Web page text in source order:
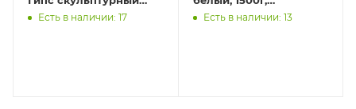
TPG 1 кг .
Есть в наличии: 17
вакуумная упак.
Есть в наличии: 13